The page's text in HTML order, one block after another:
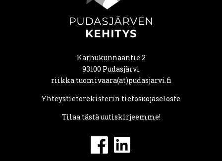
Karhukunnaantie 2
93100 Pudasjärvi
riikka.tuomivaara(at)pudasjarvi.fi
Yhteystietorekisterin tietosuojaseloste
Tilaa tästä uutiskirjeemme!